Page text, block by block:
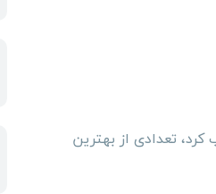
تعدادی از بهترین